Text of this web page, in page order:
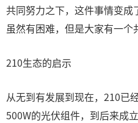
共同努力之下，这件事情变成
虽然有困难，但是大家有一个
210生态的启示
从无到有发展到现在，210已
500W的光伏组件，到后来成